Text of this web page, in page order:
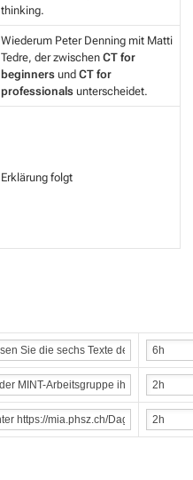
thinking.
Wiederum Peter Denning mit Matti
Tedre, der zwischen CT for
beginnersund CT for
professionalsunterscheidet.
Erklärung folgt